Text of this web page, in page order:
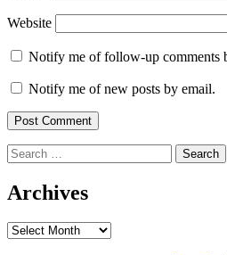
Website
Notify me of follow-up comments
Notify me of new posts by email.
Search
for:
Archives
Archives